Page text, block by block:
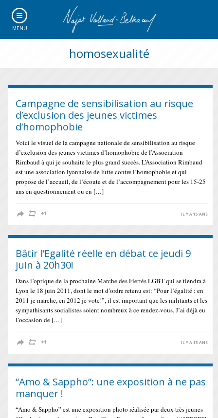
MENU
homosexualité
Campagne de sensibilisation au risque
d’exclusion des jeunes victimes
d’homophobie
Voici le visuel de la campagne nationale de sensibilisation au risque
d’exclusion des jeunes victimes d’homophobie de l’Association
Rimbaud à qui je souhaite le plus grand succès. L’Association Rimbaud
est une association lyonnaise de lutte contre l’homophobie et qui
propose de l’accueil, de l’écoute et de l’accompagnement pour les 15-25
ans en questionnement ou en […]
IL Y A 15 ANS
Bâtir l’Egalité réelle en débat ce jeudi 9
juin à 20h30!
Dans l’optique de la prochaine Marche des Fiertés LGBT qui se tiendra à
Lyon le 18 juin 2011, dont le mot d’ordre retenu est: “Pour l’égalité : en
2011 je marche, en 2012 je vote!”, il est important que les militants et les
sympathisants socialistes soient nombreux à ce rendez-vous. J’ai déjà eu
l’occasion de […]
IL Y A 15 ANS
“Amo & Sappho”: une exposition à ne pas
manquer !
“Amo & Sappho” est une exposition photo réalisée par deux très jeunes